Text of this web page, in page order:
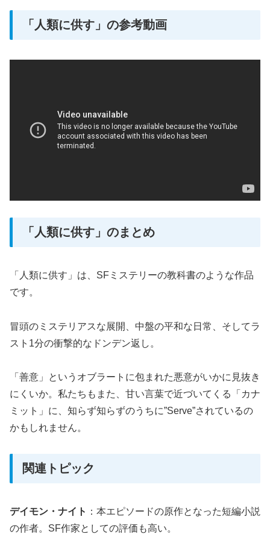
「人類に供す」の参考動画
「人類に供す」のまとめ
「人類に供す」は、SFミステリーの教科書のような作品
です。
冒頭のミステリアスな展開、中盤の平和な日常、そしてラ
スト1分の衝撃的なドンデン返し。
「善意」というオブラートに包まれた悪意がいかに見抜き
にくいか。私たちもまた、甘い言葉で近づいてくる「カナ
ミット」に、知らず知らずのうちに”Serve”されているの
かもしれません。
関連トピック
デイモン・ナイト ：本エピソードの原作となった短編小説
の作者。SF作家としての評価も高い。